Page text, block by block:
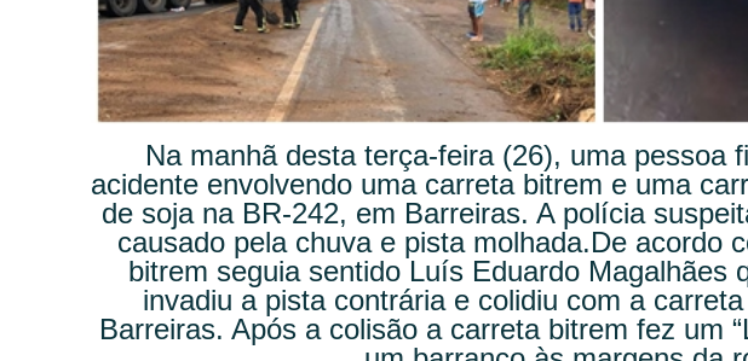
Na manhã desta terça-feira (26), uma pessoa
acidente envolvendo uma carreta bitrem e uma
de soja na BR-242, em Barreiras. A polícia
causado pela chuva e pista molhada.De acordo
bitrem seguia sentido Luís Eduardo Magalhães
invadiu a pista contrária e colidiu com a
Barreiras. Após a colisão a carreta bitrem fez um